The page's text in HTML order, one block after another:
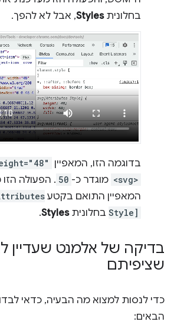
בחלוניתStyles, אבל לא להפך.
בדוגמה הזו, המאפיין
<svg> מוגדר כ- 50 . הפעולה
המאפיין התואם בקטע
Style] בחלוניתStyles
.
בדיקה של אלמנט שעדיין
שציפיתם
כדי לנסות למצוא מה הבעיה, כדאי
הבאים: